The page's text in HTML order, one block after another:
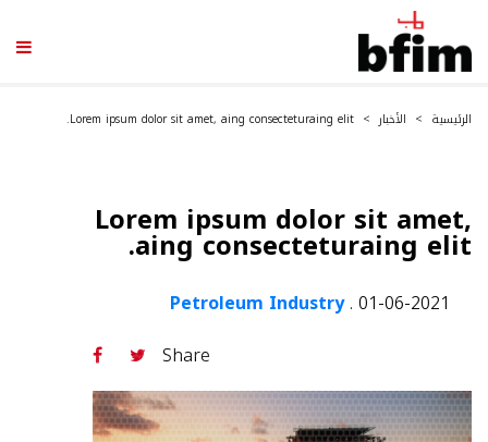
الرئيسية الأخبار Lorem ipsum dolor sit amet, aing consecteturaing elit.
Lorem ipsum dolor sit amet,
aing consecteturaing elit.
Petroleum Industry.01-06-2021
Share